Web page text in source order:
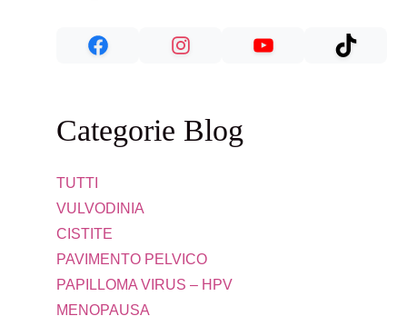
Categorie Blog
TUTTI
VULVODINIA
CISTITE
PAVIMENTO PELVICO
PAPILLOMA VIRUS – HPV
MENOPAUSA